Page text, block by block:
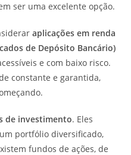
ser uma excelente opção.
aplicações em renda
de Depósito Bancário)
e com baixo risco.
constante e garantida,
de investimento. Eles
portfólio diversificado,
fundos de ações, de